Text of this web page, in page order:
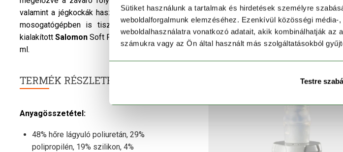
Sütiket használunk a tartalmak és hirdetések személyre
weboldalforgalmunk elemzéséhez. Ezenkívül közösségi
weboldalhasználatra vonatkozó adatait, akik kombinálhatják az
számukra vagy az Ön által használt más szolgáltatásokból
Testre
valamint a jégkockák használatát. A thermoplasztik poliuretán rendkívül ellenállóvá teszi
mosogatógépben is tisztíthatod. A kimondottan energiazselék higiénikus, könnyen
kialakítottSalomonSoft Flask környezetbarát megoldást nyújt teljesítményed
ml.
TERMÉK RÉSZLETEK
Anyagösszetétel:
48% hőre lágyuló poliuretán, 29%
polipropilén, 19% szilikon, 4%